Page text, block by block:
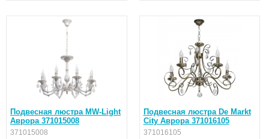
Подвесная люстра MW-Light
Аврора 371015008
371015008
Подвесная люстра De Markt
City Аврора 371016105
371016105